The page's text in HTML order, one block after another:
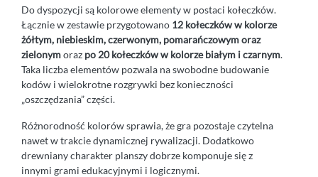
Do dyspozycji są kolorowe elementy w postaci kołeczków.
Łącznie w zestawie przygotowano 12 kołeczków w kolorze
żółtym, niebieskim, czerwonym, pomarańczowym oraz
zielonymoraz po 20 kołeczków w kolorze białym i czarnym.
Taka liczba elementów pozwala na swobodne budowanie
kodów i wielokrotne rozgrywki bez konieczności
„oszczędzania” części.
Różnorodność kolorów sprawia, że gra pozostaje czytelna
nawet w trakcie dynamicznej rywalizacji. Dodatkowo
drewniany charakter planszy dobrze komponuje się z
innymi grami edukacyjnymi i logicznymi.